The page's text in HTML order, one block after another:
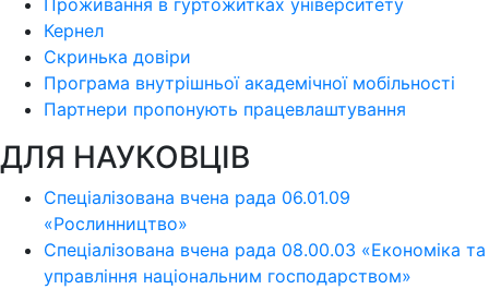
Кернел
Скринька довіри
Програма внутрішньої академічної мобільності
Партнери пропонують працевлаштування
ДЛЯ НАУКОВЦІВ
Спеціалізована вчена рада 06.01.09
«Рослинництво»
Спеціалізована вчена рада 08.00.03 «Економіка та
управління національним господарством»